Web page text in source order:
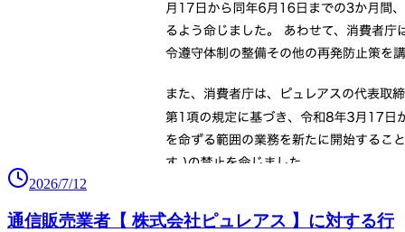
2026/7/12
通信販売業者【 株式会社ピュレアス 】に対する行